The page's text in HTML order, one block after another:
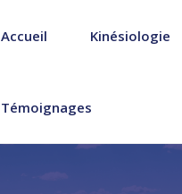
Accueil Kinésiologie
Témoignages